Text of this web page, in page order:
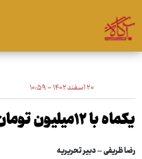
۲۰ اسفند ۱۴۰۲ - ۱۰:۵۹
یکماه با ۱۲میلیون تومان زندگی کنید
رضا ظریفی – دبیر تحریریه